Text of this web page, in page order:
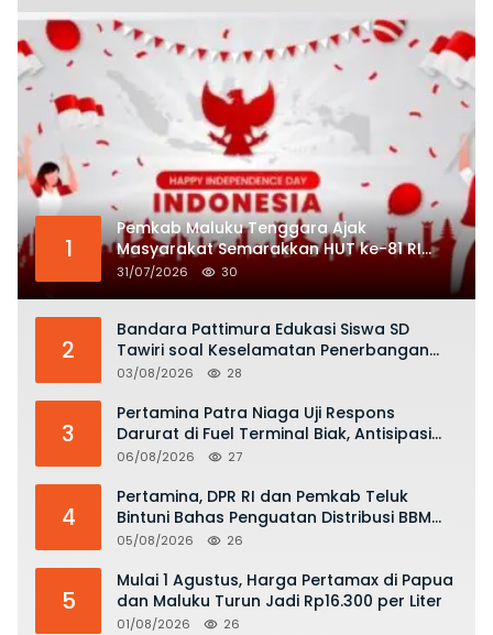
1
Pemkab Maluku Tenggara Ajak
Masyarakat Semarakkan HUT ke-81 RI
dengan Semangat Nasionalisme
31/07/2026 30
2
Bandara Pattimura Edukasi Siswa SD
Tawiri soal Keselamatan Penerbangan
dan Bahaya Bermain Layang-layang di
03/08/2026 28
3
Pertamina Patra Niaga Uji Respons
Darurat di Fuel Terminal Biak, Antisipasi
Risiko Kebakaran dan Tumpahan BBM
06/08/2026 27
4
Pertamina, DPR RI dan Pemkab Teluk
Bintuni Bahas Penguatan Distribusi BBM
dan LPG
05/08/2026 26
5
Mulai 1 Agustus, Harga Pertamax di Papua
dan Maluku Turun Jadi Rp16.300 per Liter
01/08/2026 26